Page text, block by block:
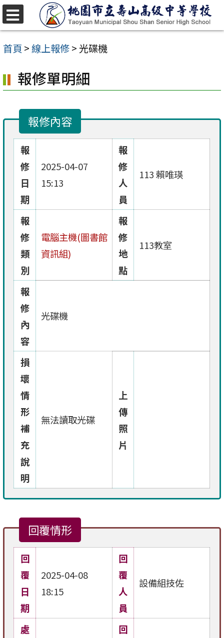
跳
至
主
內
容
首頁 >線上報修> 光碟機
報修單明細
報修內容
報
修
日
期
2025-04-07
15:13
報
修
人
員
113 賴唯瑛
報
修
類
別
電腦主機(圖書館
資訊組)
報
修
地
點
113教室
報
修
內
容
光碟機
損
壞
情
形
補
充
說
明
無法讀取光碟
上
傳
照
片
回覆情形
回
覆
日
期
2025-04-08
18:15
回
覆
人
員
設備組技佐
處
回
選
單